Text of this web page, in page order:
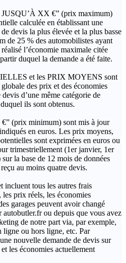
XX €” (prix maximum)
calculée en établissant une
devis la plus élevée et la plus basse
de 25 % des automobilistes ayant
l’économie maximale citée
duquel la demande a été faite.
et les PRIX MOYENS sont
des prix et des économies
d’une même catégorie de
ils sont obtenus.
(prix minimum) sont mis à jour
en euros. Les prix moyens,
sont exprimées en euros ou
trimestriellement (1er janvier, 1er
la base de 12 mois de données
au moins quatre devis.
incluent tous les autres frais
prix réels, les économies
garages peuvent avoir changé
ou depuis que vous avez
de notre part via, par exemple,
ligne ou hors ligne, etc. Par
nouvelle demande de devis sur
les économies actuellement